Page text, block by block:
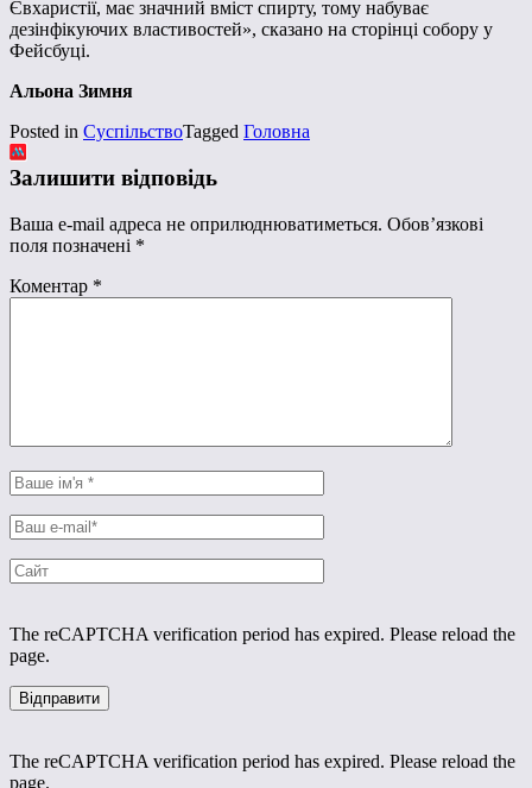
Євхаристії, має значний вміст спирту, тому набуває
дезінфікуючих властивостей», сказано на сторінці собору у
Фейсбуці.
Альона Зимня
Posted in СуспільствоTagged Головна
Залишити відповідь
Ваша e-mail адреса не оприлюднюватиметься. Обов’язкові
поля позначені *
Коментар *
The reCAPTCHA verification period has expired. Please reload the
page.
The reCAPTCHA verification period has expired. Please reload the
page.